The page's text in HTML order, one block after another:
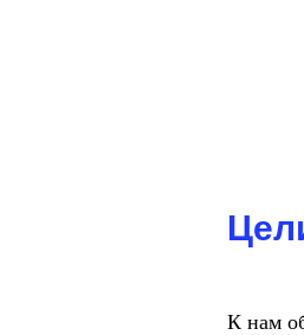
К нам